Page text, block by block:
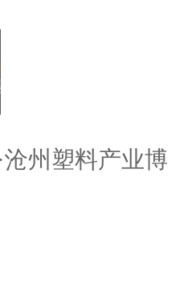
沧州塑料产业博